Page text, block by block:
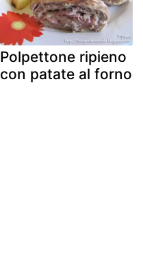
Polpettone ripieno
con patate al forno